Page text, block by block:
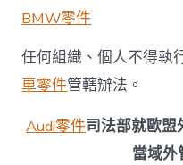
BMW零件
任何組織、個人不得執
車零件管轄辦法。
Audi零件司法部就歐盟
當域外